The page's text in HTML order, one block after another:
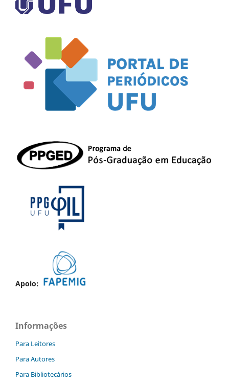
Apoio:
Informações
Para Leitores
Para Autores
Para Bibliotecários